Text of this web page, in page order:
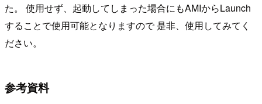
た。 使用せず、起動してしまった場合にもAMIからLaunch
することで使用可能となりますので 是非、使用してみてく
ださい。
参考資料